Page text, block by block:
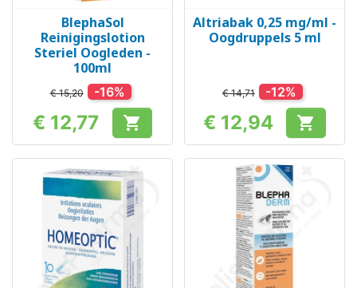
BlephaSol
Reinigingslotion
Steriel Oogleden -
100ml
€ 15,20 -16%
Prijs
€ 12,77 
Altriabak 0,25 mg/ml -
Oogdruppels 5 ml
€ 14,71 -12%
Prijs
€ 12,94 